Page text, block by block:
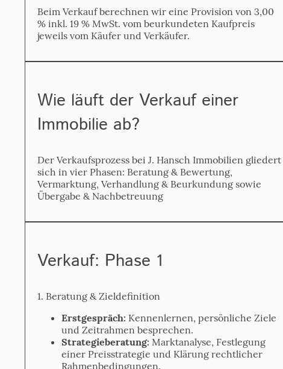
Beim Verkauf berechnen wir eine Provision von 3,00
% inkl. 19 % MwSt. vom beurkundeten Kaufpreis
jeweils vom Käufer und Verkäufer.
Wie läuft der Verkauf einer
Immobilie ab?
Der Verkaufsprozess bei J. Hansch Immobilien gliedert
sich in vier Phasen: Beratung & Bewertung,
Vermarktung, Verhandlung & Beurkundung sowie
Übergabe & Nachbetreuung
Verkauf: Phase 1
1. Beratung & Zieldefinition
Erstgespräch: Kennenlernen, persönliche Ziele
und Zeitrahmen besprechen.
Strategie­beratung: Marktanalyse, Festlegung
einer Preis­strategie und Klärung rechtlicher
Rahmenbedingungen.